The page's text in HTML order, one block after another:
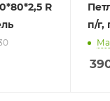
R
п/г,